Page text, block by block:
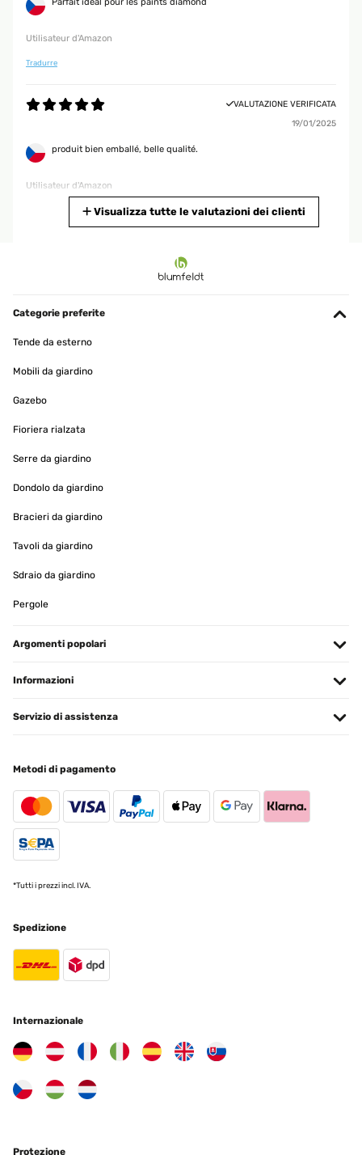
Utilisateur d'Amazon
Tradurre
VALUTAZIONE VERIFICATA
19/01/2025
produit bien emballé, belle qualité.
Utilisateur d'Amazon
Lieferung!!!
Amazon-Benutzer
11/01/2025
Utilisateur d'Amazon
Tradurre
Pour y mettre des Diamond Painting ! Très bon rapport qualité/prix ️
Utilisateur d'Amazon
Tradurre
sich auch vom Gewicht nach einer guten Qualität an
Tradurre
Visualizza tutte le valutazioni dei clienti
Categorie preferite
Tende da esterno
Mobili da giardino
Gazebo
Fioriera rialzata
Serre da giardino
Dondolo da giardino
Bracieri da giardino
Tavoli da giardino
Sdraio da giardino
Pergole
Argomenti popolari
Informazioni
Servizio di assistenza
Metodi di pagamento
*Tutti i prezzi incl. IVA.
Spedizione
Internazionale
Protezione